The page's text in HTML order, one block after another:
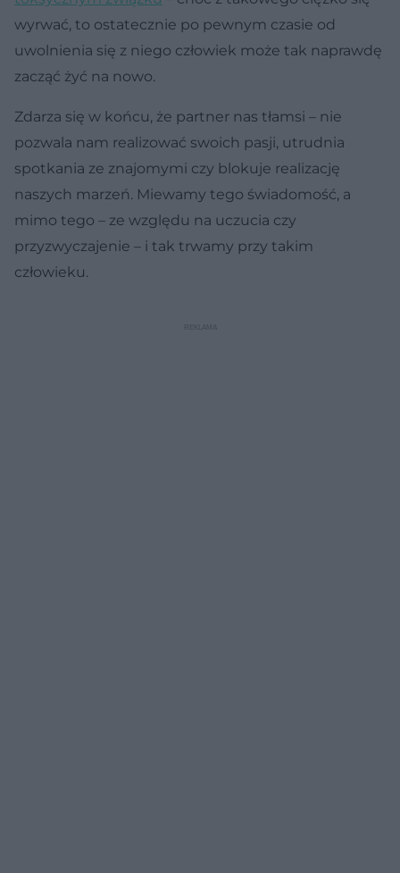
wyrwać, to ostatecznie po pewnym czasie od
uwolnienia się z niego człowiek może tak naprawdę
zacząć żyć na nowo.
Zdarza się w końcu, że partner nas tłamsi – nie
pozwala nam realizować swoich pasji, utrudnia
spotkania ze znajomymi czy blokuje realizację
naszych marzeń. Miewamy tego świadomość, a
mimo tego – ze względu na uczucia czy
przyzwyczajenie – i tak trwamy przy takim
człowieku.